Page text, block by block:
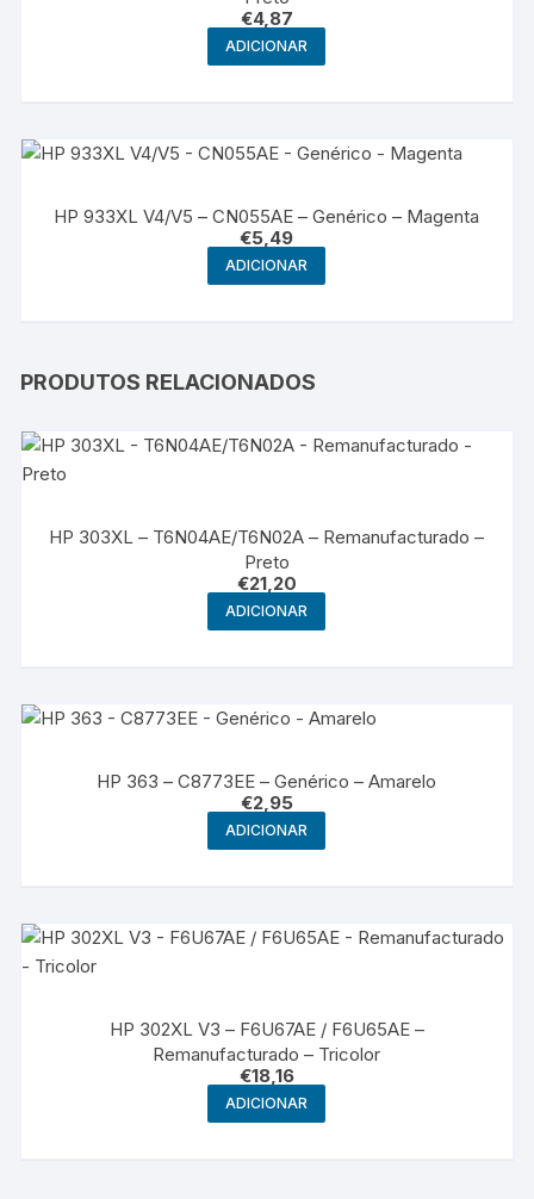
€4,87
ADICIONAR
HP 933XL V4/V5 – CN055AE – Genérico – Magenta
€5,49
ADICIONAR
PRODUTOS RELACIONADOS
HP 303XL – T6N04AE/T6N02A – Remanufacturado –
Preto
€21,20
ADICIONAR
HP 363 – C8773EE – Genérico – Amarelo
€2,95
ADICIONAR
HP 302XL V3 – F6U67AE / F6U65AE –
Remanufacturado – Tricolor
€18,16
ADICIONAR